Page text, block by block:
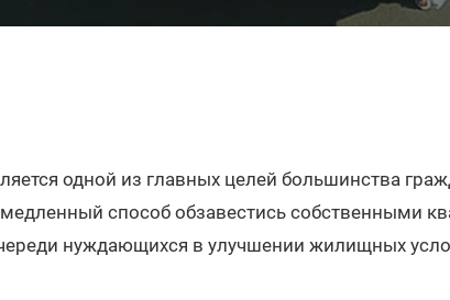
одной из главных целей большинства
способ обзавестись собственными
нуждающихся в улучшении жилищных